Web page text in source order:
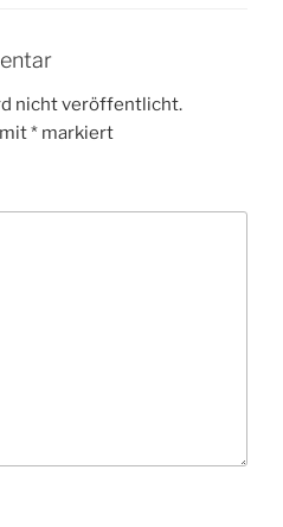
nicht veröffentlicht.
* markiert